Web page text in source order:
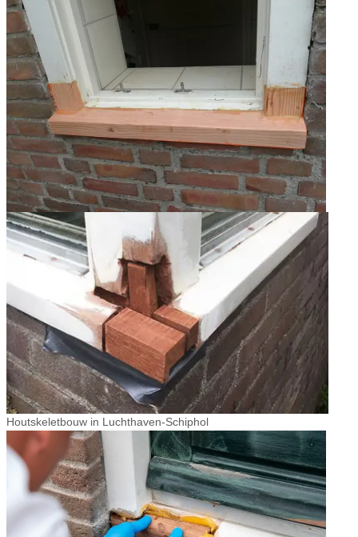
Houtskeletbouw in Luchthaven-Schiphol